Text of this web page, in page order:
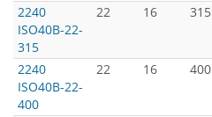
2240
ISO40B-22-
315
22 16 315
2240
ISO40B-22-
400
22 16 400